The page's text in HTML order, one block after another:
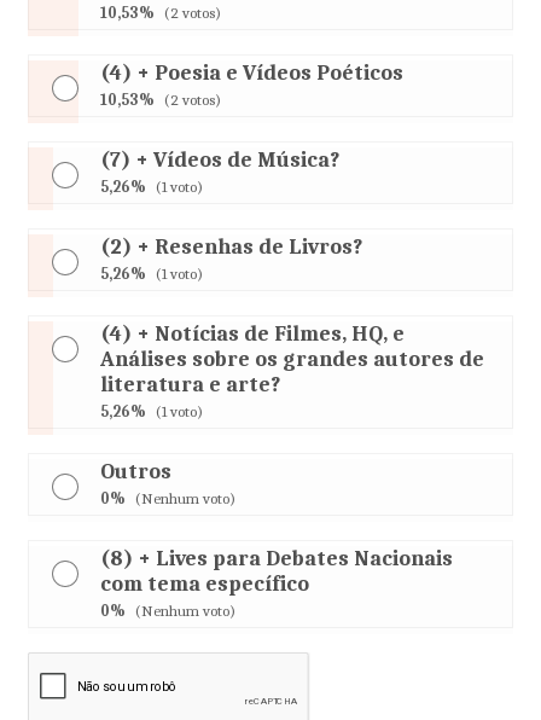
10,53% (2 votos)
(4) + Poesia e Vídeos Poéticos
10,53% (2 votos)
(7) + Vídeos de Música?
5,26% (1 voto)
(2) + Resenhas de Livros?
5,26% (1 voto)
(4) + Notícias de Filmes, HQ, e
Análises sobre os grandes autores de
literatura e arte?
5,26% (1 voto)
Outros
0% (Nenhum voto)
(8) + Lives para Debates Nacionais
com tema específico
0% (Nenhum voto)